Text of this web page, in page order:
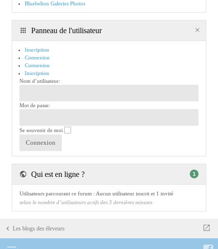
Bluebelton Galeries Photos
Panneau de l'utilisateur
Inscription
Connexion
Connexion
Inscription
Nom d’utilisateur:
Mot de passe:
Se souvenir de moi
Qui est en ligne ? 1
Utilisateurs parcourant ce forum : Aucun utilisateur inscrit et 1 invité
selon le nombre d’utilisateurs actifs des 3 dernières minutes
Les blogs des éleveurs